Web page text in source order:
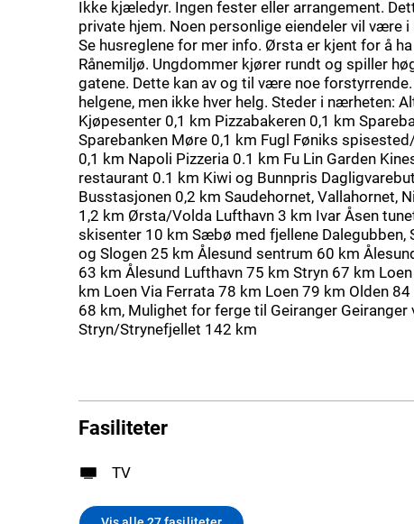
Ikke kjæledyr. Ingen fester eller arrangement.
private hjem. Noen personlige eiendeler vil være i
Se husreglene for mer info. Ørsta er kjent for å
Rånemiljø. Ungdommer kjører rundt og spiller
gatene. Dette kan av og til være noe
helgene, men ikke hver helg. Steder i nærheten:
Kjøpesenter 0,1 km Pizzabakeren 0,1 km
Sparebanken Møre 0,1 km Fugl Føniks
0,1 km Napoli Pizzeria 0.1 km Fu Lin Garden
restaurant 0.1 km Kiwi og Bunnpris
Busstasjonen 0,2 km Saudehornet, Vallahornet,
1,2 km Ørsta/Volda Lufthavn 3 km Ivar Åsen
skisenter 10 km Sæbø med fjellene Dalegubben,
og Slogen 25 km Ålesund sentrum 60 km
63 km Ålesund Lufthavn 75 km Stryn 67 km
km Loen Via Ferrata 78 km Loen 79 km Olden
68 km, Mulighet for ferge til Geiranger Geiranger
Stryn/Strynefjellet 142 km
Fasiliteter
TV